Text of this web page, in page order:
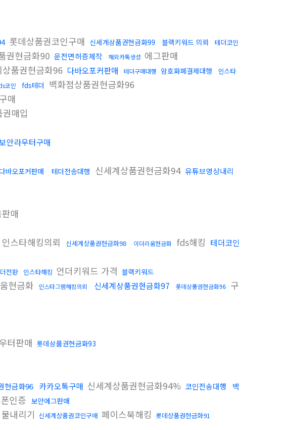
롯데상품권코인구매 신세계상품권현금화99 블랙키워드 의뢰
테더코인
권현금화90 운전면허증제작 해외카톡생성 에그판매
상품권현금화96 다바오포커판매 테더구매대행 암호화폐결제대행
인스타
코인 fds테더 백화점상품권현금화96
매
매입
안라우터구매
다바오포커판매 테더전송대행 신세계상품권현금화94 유튜브영상내리
매
인스타해킹의뢰 신세계상품권현금화98 이더리움현금화 fds해킹 테더코인
전환 인스타해킹 언더키워드 가격 블랙키워드
현금화 인스타그램해킹의뢰 신세계상품권현금화97 롯데상품권현금화96
구
터판매 롯데상품권현금화93
현금화96 카카오톡구매 신세계상품권현금화94% 코인전송대행
백
인증 보안에그판매
내리기 신세계상품권코인구매 페이스북해킹 롯데상품권현금화91